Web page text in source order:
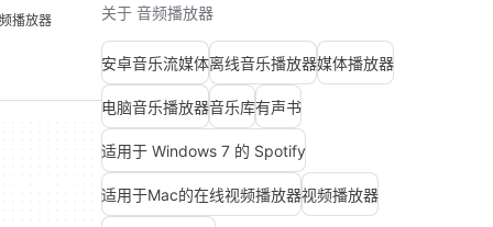
播放器 关于 音频播放器
安卓音乐流媒体离线音乐播放器媒体播放器
电脑音乐播放器音乐库有声书
适用于 Windows 7 的 Spotify
适用于Mac的在线视频播放器视频播放器